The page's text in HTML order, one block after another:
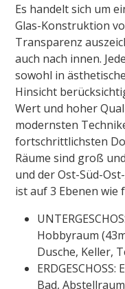
Es handelt sich um
Glas-Konstruktion
Transparenz
auch nach innen.
sowohl in
Hinsicht
Wert und hoher
modernsten
fortschrittlichsten
Räume sind groß
und der Ost-Süd-
ist auf 3 Ebenen wie
Hobbyraum
Dusche, Keller,
Bad,